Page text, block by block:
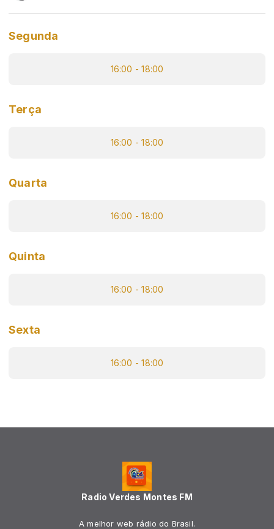
Segunda
16:00 - 18:00
Terça
16:00 - 18:00
Quarta
16:00 - 18:00
Quinta
16:00 - 18:00
Sexta
16:00 - 18:00
Radio Verdes Montes FM
A melhor web rádio do Brasil.